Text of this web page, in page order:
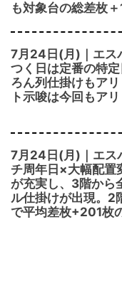
も対象台の総差枚
7月24日(月)｜エス
つく日は定番の特
ろん列仕掛けもア
ト示唆は今回もアリ
7月24日(月)｜エス
チ周年日×大幅配置
が充実し、3階から
ル仕掛けが出現。2
で平均差枚+201枚